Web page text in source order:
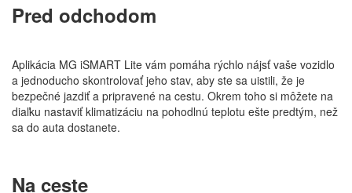
Pred odchodom
Aplikácia MG iSMART Lite vám pomáha rýchlo nájsť vaše vozidlo
a jednoducho skontrolovať jeho stav, aby ste sa uistili, že je
bezpečné jazdiť a pripravené na cestu. Okrem toho si môžete na
diaľku nastaviť klimatizáciu na pohodlnú teplotu ešte predtým, než
sa do auta dostanete.
Na ceste